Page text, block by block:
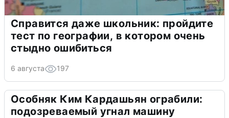
Справится даже школьник: пройдите
тест по географии, в котором очень
стыдно ошибиться
6 августа 197
Особняк Ким Кардашьян ограбили:
подозреваемый угнал машину